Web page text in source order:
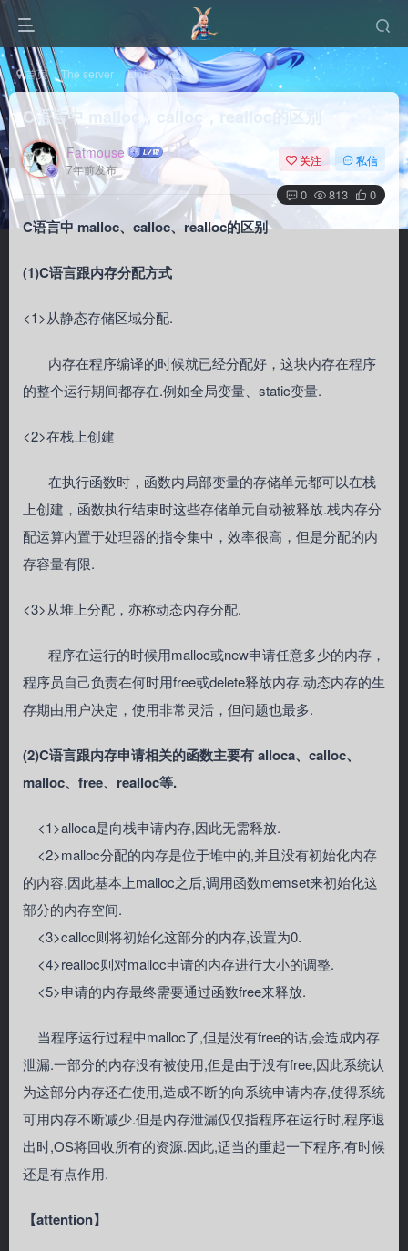
首页 The server Linux 正文
C语言中 malloc，calloc，realloc的区别
Fatmouse
7年前发布
关注 私信
0 813 0
C语言中 malloc、calloc、realloc的区别
(1)C语言跟内存分配方式
<1>从静态存储区域分配.
内存在程序编译的时候就已经分配好，这块内存在程序
的整个运行期间都存在.例如全局变量、static变量.
<2>在栈上创建
在执行函数时，函数内局部变量的存储单元都可以在栈
上创建，函数执行结束时这些存储单元自动被释放.栈内存分
配运算内置于处理器的指令集中，效率很高，但是分配的内
存容量有限.
<3>从堆上分配，亦称动态内存分配.
程序在运行的时候用malloc或new申请任意多少的内存，
程序员自己负责在何时用free或delete释放内存.动态内存的生
存期由用户决定，使用非常灵活，但问题也最多.
(2)C语言跟内存申请相关的函数主要有 alloca、calloc、
malloc、free、realloc等.
<1>alloca是向栈申请内存,因此无需释放.
<2>malloc分配的内存是位于堆中的,并且没有初始化内存
的内容,因此基本上malloc之后,调用函数memset来初始化这
部分的内存空间.
<3>calloc则将初始化这部分的内存,设置为0.
<4>realloc则对malloc申请的内存进行大小的调整.
<5>申请的内存最终需要通过函数free来释放.
当程序运行过程中malloc了,但是没有free的话,会造成内存
泄漏.一部分的内存没有被使用,但是由于没有free,因此系统认
为这部分内存还在使用,造成不断的向系统申请内存,使得系统
可用内存不断减少.但是内存泄漏仅仅指程序在运行时,程序退
出时,OS将回收所有的资源.因此,适当的重起一下程序,有时候
还是有点作用.
【attention】